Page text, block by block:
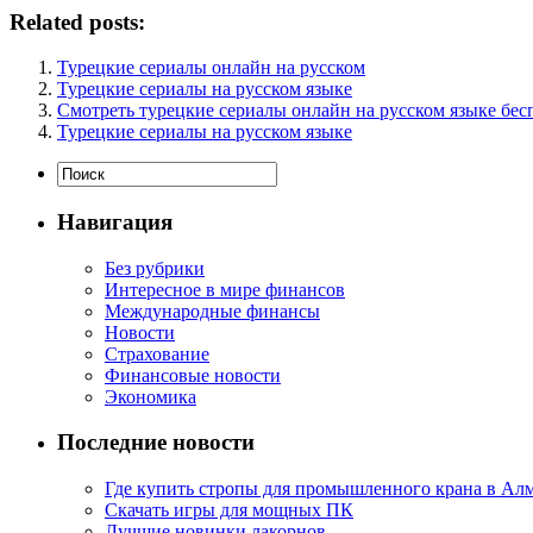
Related posts:
Турецкие сериалы онлайн на русском
Турецкие сериалы на русском языке
Смотреть турецкие сериалы онлайн на русском языке
Турецкие сериалы на русском языке
Навигация
Без рубрики
Интересное в мире финансов
Международные финансы
Новости
Страхование
Финансовые новости
Экономика
Последние новости
Где купить стропы для промышленного крана в
Скачать игры для мощных ПК